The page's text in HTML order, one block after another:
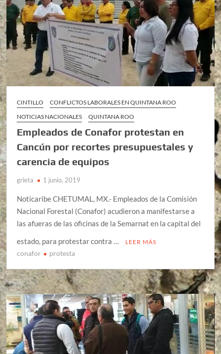
CINTILLO
CONFLICTOS LABORALES EN QUINTANA ROO
NOTICIAS NACIONALES
QUINTANA ROO
Empleados de Conafor protestan en
Cancún por recortes presupuestales y
carencia de equipos
grieta 1 junio, 2019
Noticaribe CHETUMAL, MX.- Empleados de la Comisión
Nacional Forestal (Conafor) acudieron a manifestarse a
las afueras de las oficinas de la Semarnat en la capital del
estado, para protestar contra …
LEER MÁS
conafor protesta